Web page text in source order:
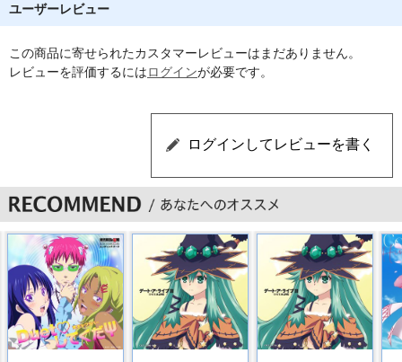
ユーザーレビュー
この商品に寄せられたカスタマーレビューはまだありません。
レビューを評価するにはログインが必要です。